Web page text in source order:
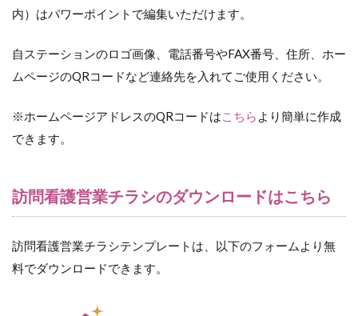
内）はパワーポイントで編集いただけます。
自ステーションのロゴ画像、電話番号やFAX番号、住所、ホー
ムページのQRコードなど連絡先を入れてご使用ください。
※ホームページアドレスのQRコードはこちら より簡単に作成
できます。
訪問看護営業チラシのダウンロードはこちら
訪問看護営業チラシテンプレートは、以下のフォームより無
料でダウンロードできます。